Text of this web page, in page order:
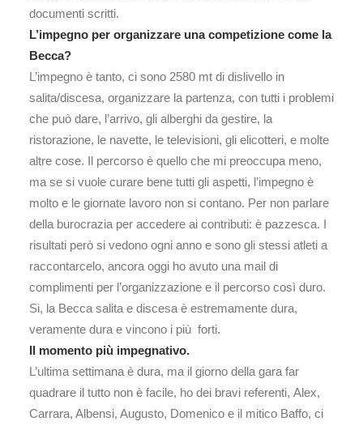
documenti scritti.
L’impegno per organizzare una competizione come la
Becca?
L’impegno è tanto, ci sono 2580 mt di dislivello in
salita/discesa, organizzare la partenza, con tutti i problemi
che può dare, l’arrivo, gli alberghi da gestire, la
ristorazione, le navette, le televisioni, gli elicotteri, e molte
altre cose. Il percorso è quello che mi preoccupa meno,
ma se si vuole curare bene tutti gli aspetti, l’impegno è
molto e le giornate lavoro non si contano. Per non parlare
della burocrazia per accedere ai contributi: è pazzesca. I
risultati però si vedono ogni anno e sono gli stessi atleti a
raccontarcelo, ancora oggi ho avuto una mail di
complimenti per l’organizzazione e il percorso così duro.
Si, la Becca salita e discesa è estremamente dura,
veramente dura e vincono i più forti.
Il momento più impegnativo.
L’ultima settimana è dura, ma il giorno della gara far
quadrare il tutto non è facile, ho dei bravi referenti, Alex,
Carrara, Albensi, Augusto, Domenico e il mitico Baffo, ci